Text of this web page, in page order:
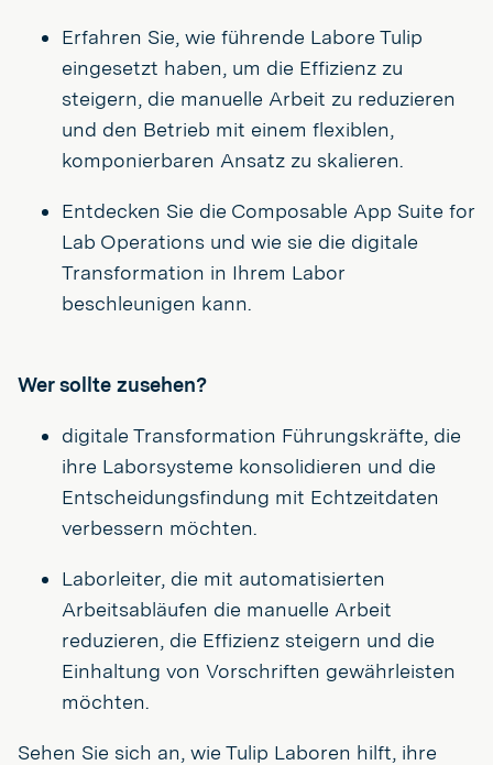
Erfahren Sie, wie führende Labore Tulip
eingesetzt haben, um die Effizienz zu
steigern, die manuelle Arbeit zu reduzieren
und den Betrieb mit einem flexiblen,
komponierbaren Ansatz zu skalieren.
Entdecken Sie die Composable App Suite for
Lab Operations und wie sie die digitale
Transformation in Ihrem Labor
beschleunigen kann.
Wer sollte zusehen?
digitale Transformation Führungskräfte, die
ihre Laborsysteme konsolidieren und die
Entscheidungsfindung mit Echtzeitdaten
verbessern möchten.
Laborleiter, die mit automatisierten
Arbeitsabläufen die manuelle Arbeit
reduzieren, die Effizienz steigern und die
Einhaltung von Vorschriften gewährleisten
möchten.
Sehen Sie sich an, wie Tulip Laboren hilft, ihre